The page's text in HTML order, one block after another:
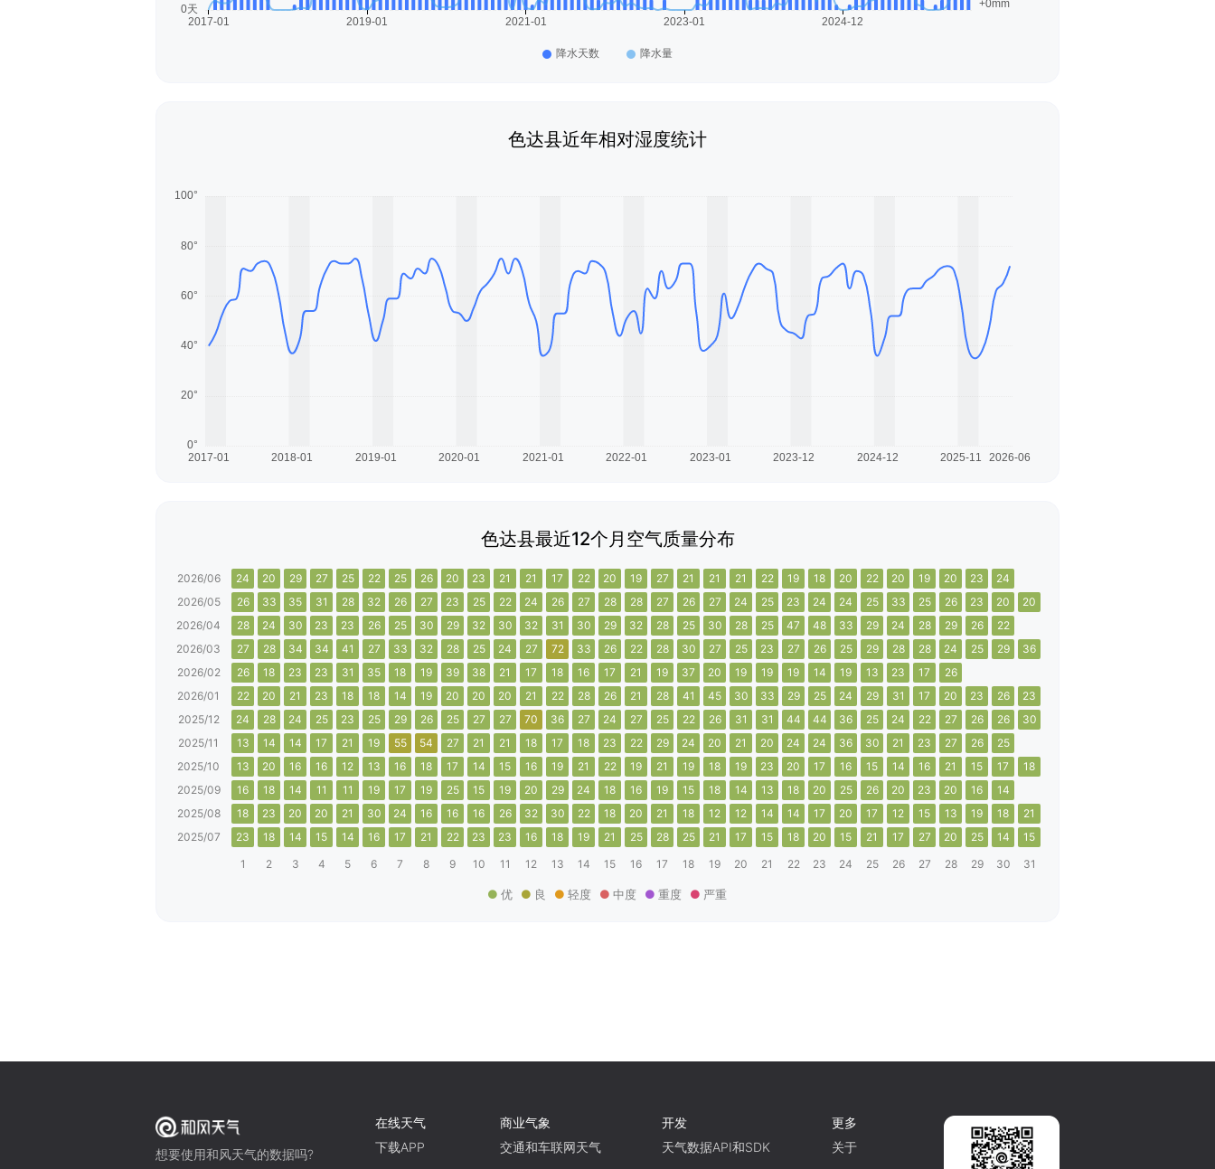
色达县近年相对湿度统计
色达县最近12个月空气质量分布
2026/06 24 20 29 27 25 22 25 26 20 23 21 21 17 22 20 19 27 21 21 21 22 19 18 20 22 20 19 20 23
24
2026/05
26 33 35 31 28 32 26 27 23 25 22 24 26 27 28 28 27 26 27 24 25 23 24 24 25 33 25 26 23 20
20
2026/04
28 24 30 23 23 26 25 30 29 32 30 32 31 30 29 32 28 25 30 28 25 47 48 33 29 24 28 29 26
22
2026/03
27 28 34 34 41 27 33 32 28 25 24 27 72 33 26 22 28 30 27 25 23 27 26 25 29 28 28 24 25 29
36
2026/02
26 18 23 23 31 35 18 19 39 38 21 17 18 16 17 21 19 37 20 19 19 19 14 19 13 23 17
26
2026/01
22 20 21 23 18 18 14 19 20 20 20 21 22 28 26 21 28 41 45 30 33 29 25 24 29 31 17 20 23 26
23
2025/12
24 28 24 25 23 25 29 26 25 27 27 70 36 27 24 27 25 22 26 31 31 44 44 36 25 24 22 27 26 26
30
2025/11
13 14 14 17 21 19 55 54 27 21 21 18 17 18 23 22 29 24 20 21 20 24 24 36 30 21 23 27 26
25
2025/10
13 20 16 16 12 13 16 18 17 14 15 16 19 21 22 19 21 19 18 19 23 20 17 16 15 14 16 21 15 17
18
2025/09
16 18 14 11 11 19 17 19 25 15 19 20 29 24 18 16 19 15 18 14 13 18 20 25 26 20 23 20 16
14
2025/08
18 23 20 20 21 30 24 16 16 16 26 32 30 22 18 20 21 18 12 12 14 14 17 20 17 12 15 13 19 18
21
2025/07
23 18 14 15 14 16 17 21 22 23 23 16 18 19 21 25 28 25 21 17 15 18 20 15 21 17 27 20 25 14
15
1
2 3 4 5 6 7 8 9 10 11 12 13 14 15 16 17 18 19 20 21 22 23 24 25 26 27 28 29 30 31
优 良 轻度 中度 重度 严重
想要使用和风天气的数据吗?
在线天气
下载APP
商业气象
交通和车联网天气
开发
天气数据API和SDK
更多
关于